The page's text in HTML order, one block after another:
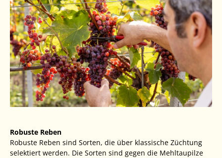
Robuste Reben
Robuste Reben sind Sorten, die über klassische Züchtung
selektiert werden. Die Sorten sind gegen die Mehltaupilze